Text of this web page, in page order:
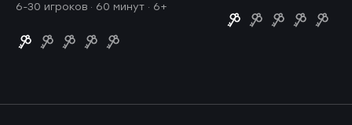
6-30 игроков · 60 минут · 6+